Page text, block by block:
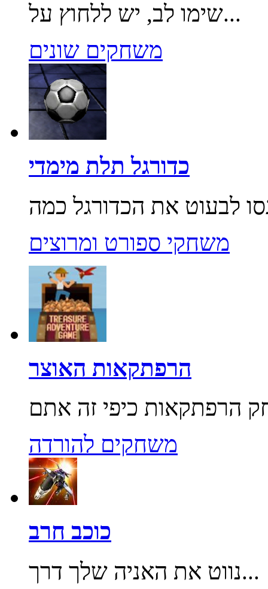
שימו לב, יש ללחוץ על...
משחקים שונים
כדורגל תלת מימדי
משחקי ספורט ומרוצים
הרפתקאות האוצר
משחקים להורדה
כוכב חרב
נווט את האניה שלך דרך...